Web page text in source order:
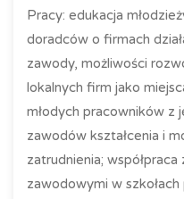
Pracy: edukacja
doradców o firmach
zawody, możliwości
lokalnych firm jako
młodych pracowników z
zawodów kształcenia i
zatrudnienia;
zawodowymi w